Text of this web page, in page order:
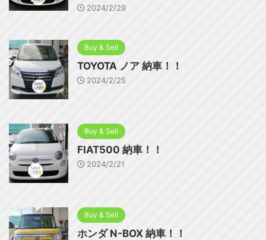
2024/2/29
Buy & Sell
TOYOTA ノア 納車！！
2024/2/25
Buy & Sell
FIAT500 納車！！
2024/2/21
Buy & Sell
ホンダ N-BOX 納車！！